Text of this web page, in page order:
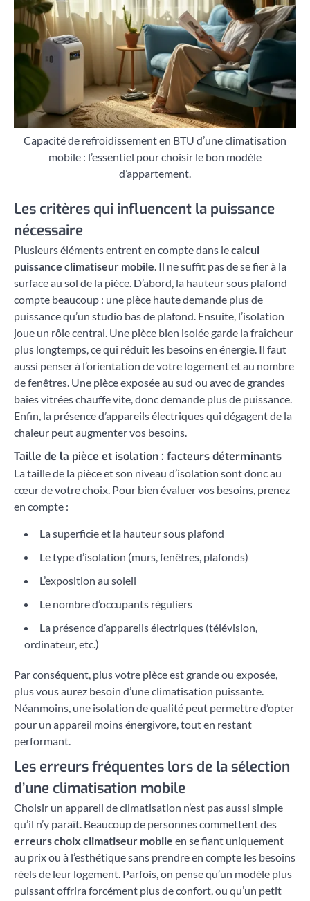
Capacité de refroidissement en BTU d’une climatisation
mobile : l’essentiel pour choisir le bon modèle
d’appartement.
Les critères qui influencent la puissance
nécessaire
Plusieurs éléments entrent en compte dans lecalcul
puissance climatiseur mobile . Il ne suffit pas de se fier à la
surface au sol de la pièce. D’abord, la hauteur sous plafond
compte beaucoup : une pièce haute demande plus de
puissance qu’un studio bas de plafond. Ensuite, l’isolation
joue un rôle central. Une pièce bien isolée garde la fraîcheur
plus longtemps, ce qui réduit les besoins en énergie. Il faut
aussi penser à l’orientation de votre logement et au nombre
de fenêtres. Une pièce exposée au sud ou avec de grandes
baies vitrées chauffe vite, donc demande plus de puissance.
Enfin, la présence d’appareils électriques qui dégagent de la
chaleur peut augmenter vos besoins.
Taille de la pièce et isolation : facteurs déterminants
La taille de la pièce et son niveau d’isolation sont donc au
cœur de votre choix. Pour bien évaluer vos besoins, prenez
en compte :
La superficie et la hauteur sous plafond
Le type d’isolation (murs, fenêtres, plafonds)
L’exposition au soleil
Le nombre d’occupants réguliers
La présence d’appareils électriques (télévision,
ordinateur, etc.)
Par conséquent, plus votre pièce est grande ou exposée,
plus vous aurez besoin d’une climatisation puissante.
Néanmoins, une isolation de qualité peut permettre d’opter
pour un appareil moins énergivore, tout en restant
performant.
Les erreurs fréquentes lors de la sélection
d’une climatisation mobile
Choisir un appareil de climatisation n’est pas aussi simple
qu’il n’y paraît. Beaucoup de personnes commettent des
erreurs choix climatiseur mobile en se fiant uniquement
au prix ou à l’esthétique sans prendre en compte les besoins
réels de leur logement. Parfois, on pense qu’un modèle plus
puissant offrira forcément plus de confort, ou qu’un petit